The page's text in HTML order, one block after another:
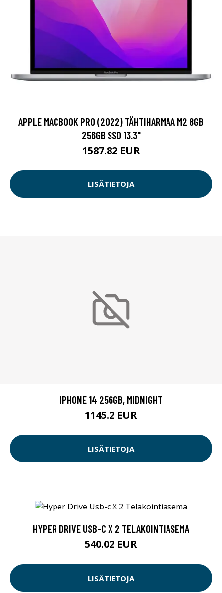
APPLE MACBOOK PRO (2022) TÄHTIHARMAA M2 8GB
256GB SSD 13.3"
1587.82 EUR
LISÄTIETOJA
IPHONE 14 256GB, MIDNIGHT
1145.2 EUR
LISÄTIETOJA
HYPER DRIVE USB-C X 2 TELAKOINTIASEMA
540.02 EUR
LISÄTIETOJA